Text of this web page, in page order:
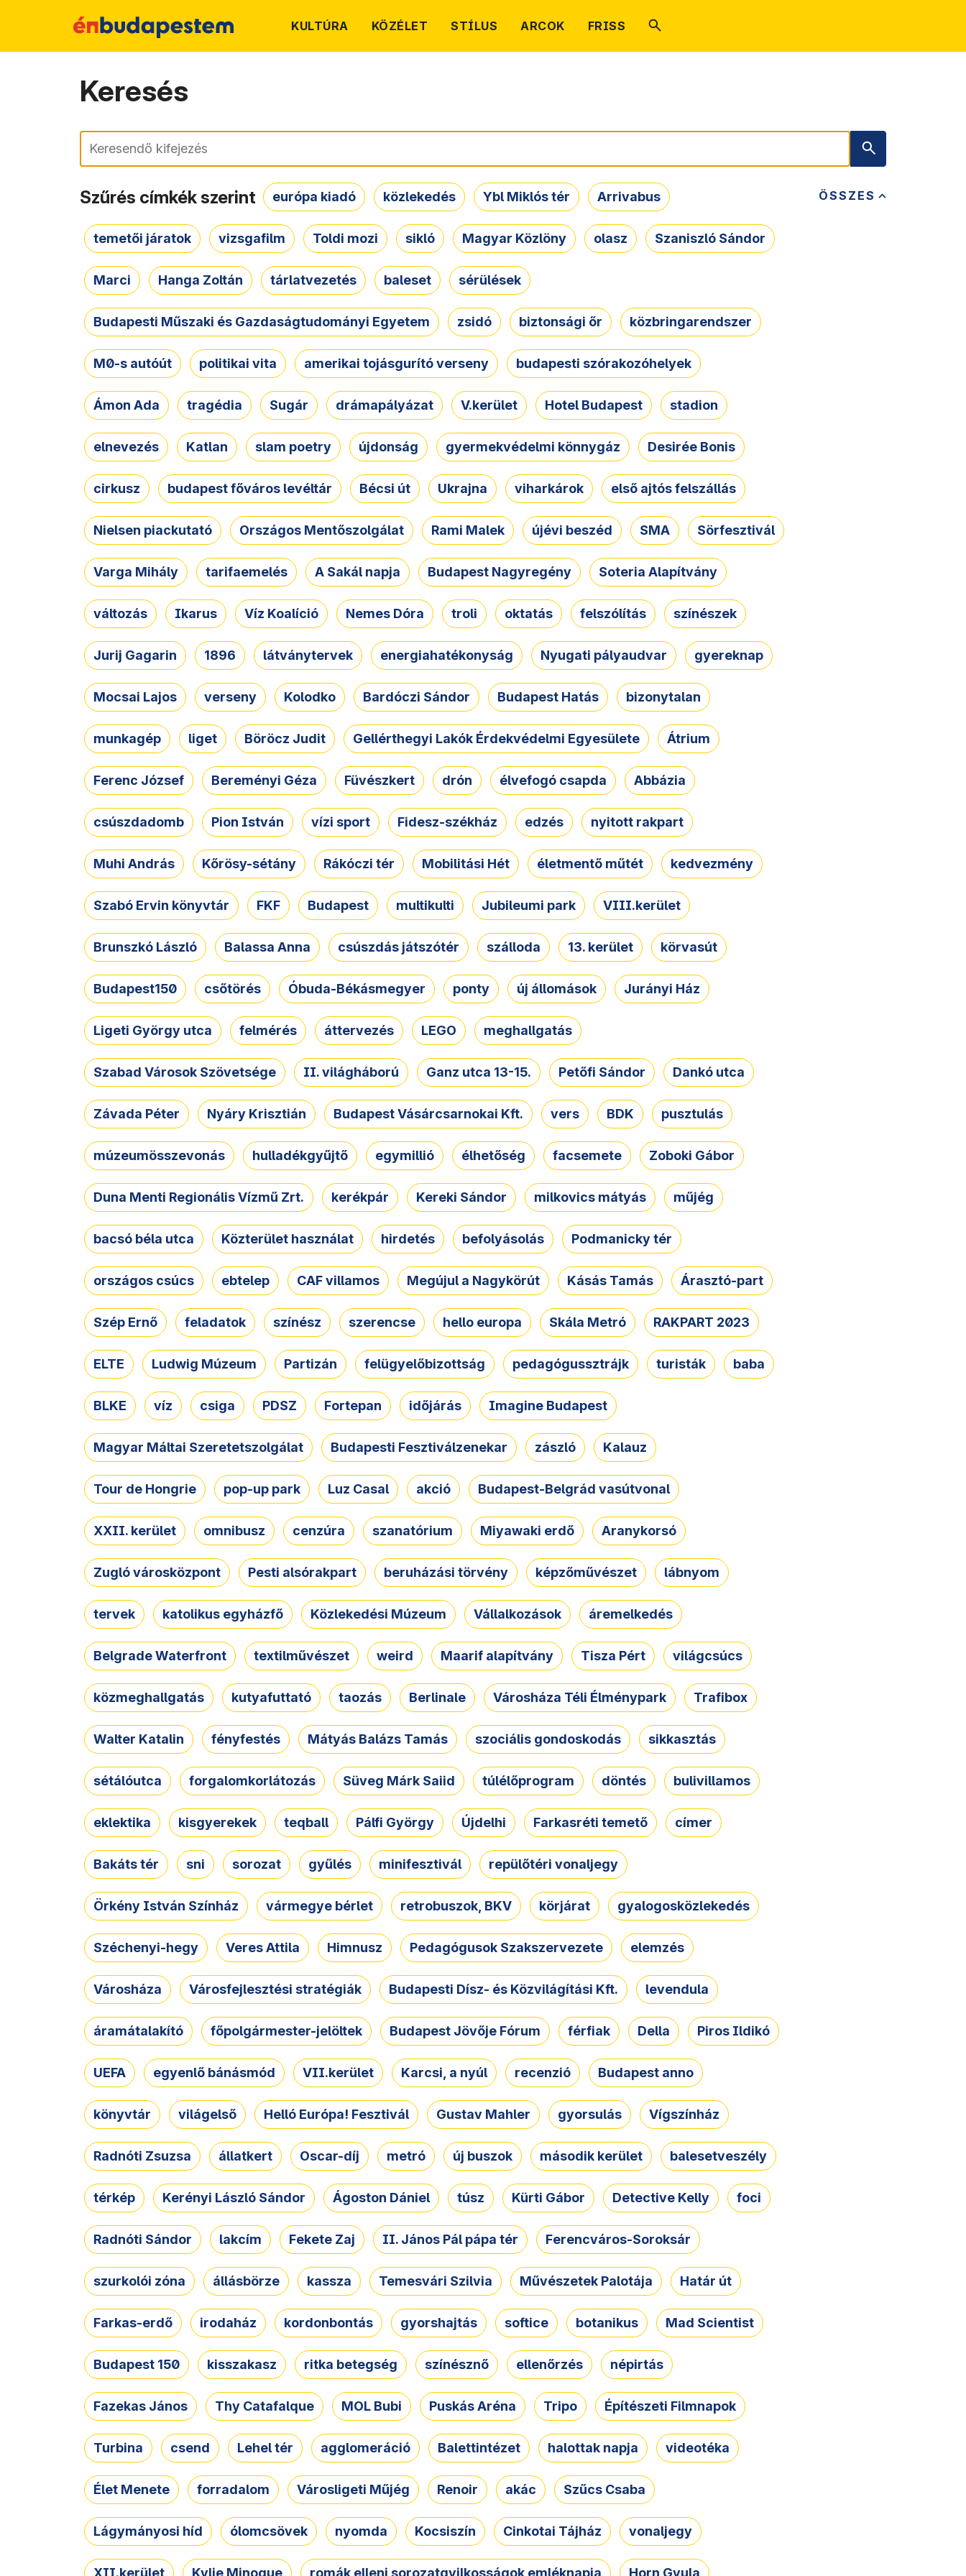
KULTÚRA KÖZÉLET STÍLUS ARCOK FRISS
Keresés
Keresés
ÖSSZES
Szűrés címkék szerint európa kiadó közlekedés Ybl Miklós tér Arrivabus
temetői járatok vizsgafilm Toldi mozi sikló Magyar Közlöny olasz Szaniszló Sándor
Marci Hanga Zoltán tárlatvezetés baleset sérülések
Budapesti Műszaki és Gazdaságtudományi Egyetem zsidó biztonsági őr közbringarendszer
M0-s autóút politikai vita amerikai tojásgurító verseny budapesti szórakozóhelyek
Ámon Ada tragédia Sugár drámapályázat V.kerület Hotel Budapest stadion
elnevezés Katlan slam poetry újdonság gyermekvédelmi könnygáz Desirée Bonis
cirkusz budapest főváros levéltár Bécsi út Ukrajna viharkárok első ajtós felszállás
Nielsen piackutató Országos Mentőszolgálat Rami Malek újévi beszéd SMA Sörfesztivál
Varga Mihály tarifaemelés A Sakál napja Budapest Nagyregény Soteria Alapítvány
változás Ikarus Víz Koalíció Nemes Dóra troli oktatás felszólítás színészek
Jurij Gagarin 1896 látványtervek energiahatékonyság Nyugati pályaudvar gyereknap
Mocsai Lajos verseny Kolodko Bardóczi Sándor Budapest Hatás bizonytalan
munkagép liget Böröcz Judit Gellérthegyi Lakók Érdekvédelmi Egyesülete Átrium
Ferenc József Bereményi Géza Füvészkert drón élvefogó csapda Abbázia
csúszdadomb Pion István vízi sport Fidesz-székház edzés nyitott rakpart
Muhi András Kőrösy-sétány Rákóczi tér Mobilitási Hét életmentő műtét kedvezmény
Szabó Ervin könyvtár FKF Budapest multikulti Jubileumi park VIII.kerület
Brunszkó László Balassa Anna csúszdás játszótér szálloda 13. kerület körvasút
Budapest150 csőtörés Óbuda-Békásmegyer ponty új állomások Jurányi Ház
Ligeti György utca felmérés áttervezés LEGO meghallgatás
Szabad Városok Szövetsége II. világháború Ganz utca 13-15. Petőfi Sándor Dankó utca
Závada Péter Nyáry Krisztián Budapest Vásárcsarnokai Kft. vers BDK pusztulás
múzeumösszevonás hulladékgyűjtő egymillió élhetőség facsemete Zoboki Gábor
Duna Menti Regionális Vízmű Zrt. kerékpár Kereki Sándor milkovics mátyás műjég
bacsó béla utca Közterület használat hirdetés befolyásolás Podmanicky tér
országos csúcs ebtelep CAF villamos Megújul a Nagykörút Kásás Tamás Árasztó-part
Szép Ernő feladatok színész szerencse hello europa Skála Metró RAKPART 2023
ELTE Ludwig Múzeum Partizán felügyelőbizottság pedagógussztrájk turisták baba
BLKE víz csiga PDSZ Fortepan időjárás Imagine Budapest
Magyar Máltai Szeretetszolgálat Budapesti Fesztiválzenekar zászló Kalauz
Tour de Hongrie pop-up park Luz Casal akció Budapest-Belgrád vasútvonal
XXII. kerület omnibusz cenzúra szanatórium Miyawaki erdő Aranykorsó
Zugló városközpont Pesti alsórakpart beruházási törvény képzőművészet lábnyom
tervek katolikus egyházfő Közlekedési Múzeum Vállalkozások áremelkedés
Belgrade Waterfront textilművészet weird Maarif alapítvány Tisza Pért világcsúcs
közmeghallgatás kutyafuttató taozás Berlinale Városháza Téli Élménypark Trafibox
Walter Katalin fényfestés Mátyás Balázs Tamás szociális gondoskodás sikkasztás
sétálóutca forgalomkorlátozás Süveg Márk Saiid túlélőprogram döntés bulivillamos
eklektika kisgyerekek teqball Pálfi György Újdelhi Farkasréti temető címer
Bakáts tér sni sorozat gyűlés minifesztivál repülőtéri vonaljegy
Örkény István Színház vármegye bérlet retrobuszok, BKV körjárat gyalogosközlekedés
Széchenyi-hegy Veres Attila Himnusz Pedagógusok Szakszervezete elemzés
Városháza Városfejlesztési stratégiák Budapesti Dísz- és Közvilágítási Kft. levendula
áramátalakító főpolgármester-jelöltek Budapest Jövője Fórum férfiak Della Piros Ildikó
UEFA egyenlő bánásmód VII.kerület Karcsi, a nyúl recenzió Budapest anno
könyvtár világelső Helló Európa! Fesztivál Gustav Mahler gyorsulás Vígszínház
Radnóti Zsuzsa állatkert Oscar-díj metró új buszok második kerület balesetveszély
térkép Kerényi László Sándor Ágoston Dániel túsz Kürti Gábor Detective Kelly foci
Radnóti Sándor lakcím Fekete Zaj II. János Pál pápa tér Ferencváros-Soroksár
szurkolói zóna állásbörze kassza Temesvári Szilvia Művészetek Palotája Határ út
Farkas-erdő irodaház kordonbontás gyorshajtás softice botanikus Mad Scientist
Budapest 150 kisszakasz ritka betegség színésznő ellenőrzés népirtás
Fazekas János Thy Catafalque MOL Bubi Puskás Aréna Tripo Építészeti Filmnapok
Turbina csend Lehel tér agglomeráció Balettintézet halottak napja videotéka
Élet Menete forradalom Városligeti Műjég Renoir akác Szűcs Csaba
Lágymányosi híd ólomcsövek nyomda Kocsiszín Cinkotai Tájház vonaljegy
XII.kerület Kylie Minogue romák elleni sorozatgyilkosságok emléknapja Horn Gyula